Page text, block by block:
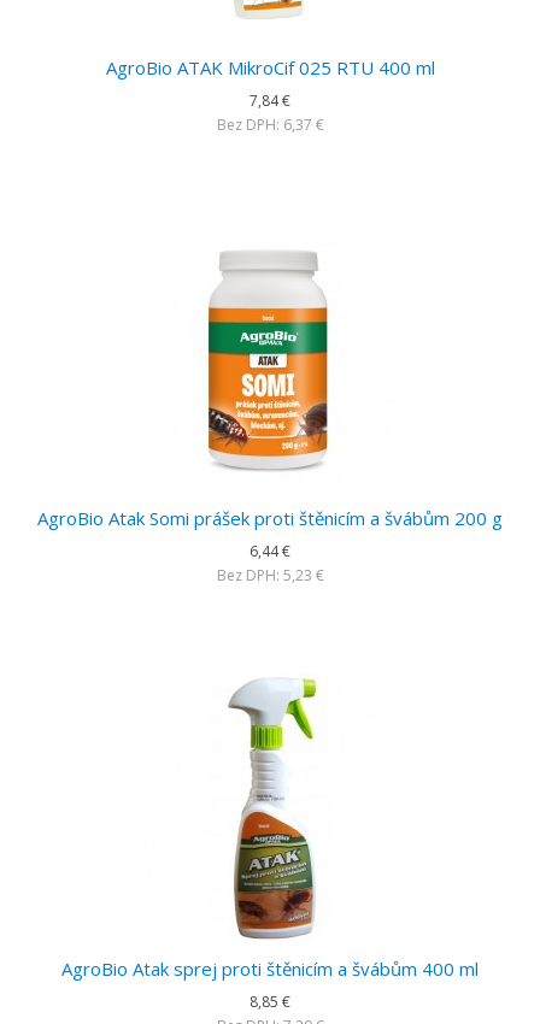
AgroBio ATAK MikroCif 025 RTU 400 ml
7,84 €
Bez DPH: 6,37 €
AgroBio Atak Somi prášek proti štěnicím a švábům 200 g
6,44 €
Bez DPH: 5,23 €
AgroBio Atak sprej proti štěnicím a švábům 400 ml
8,85 €